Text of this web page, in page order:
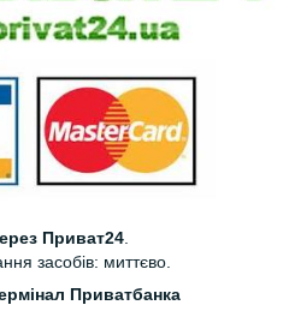
Приват24.
засобів: миттєво.
Приватбанка